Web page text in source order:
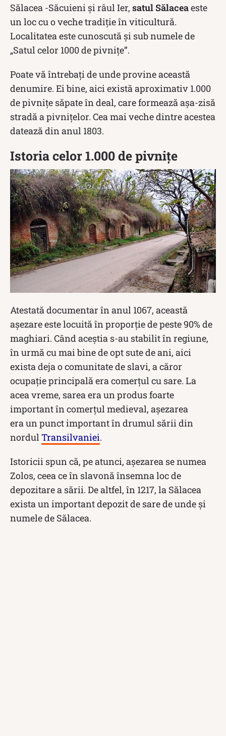
Sălacea -Săcuieni și râul Ier, satul Sălaceaeste
un loc cu o veche tradiție în viticultură.
Localitatea este cunoscută și sub numele de
„Satul celor 1000 de pivnițe”.
Poate vă întrebați de unde provine această
denumire. Ei bine, aici există aproximativ 1.000
de pivnițe săpate în deal, care formează așa-zisă
stradă a pivnițelor. Cea mai veche dintre acestea
datează din anul 1803.
Istoria celor 1.000 de pivnițe
Atestată documentar în anul 1067, această
așezare este locuită în proporție de peste 90% de
maghiari. Când aceștia s-au stabilit în regiune,
în urmă cu mai bine de opt sute de ani, aici
exista deja o comunitate de slavi, a căror
ocupație principală era comerţul cu sare. La
acea vreme, sarea era un produs foarte
important în comerţul medieval, așezarea
era un punct important în drumul sării din
nordulTransilvaniei.
Istoricii spun că, pe atunci, așezarea se numea
Zolos, ceea ce în slavonă însemna loc de
depozitare a sării. De altfel, în 1217, la Sălacea
exista un important depozit de sare de unde și
numele de Sălacea.